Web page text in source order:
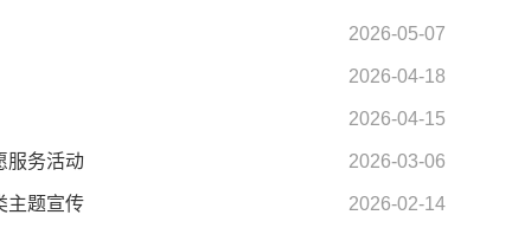
2026-05-15
2026-05-07
2026-04-18
2026-04-15
服务活动 2026-03-06
主题宣传 2026-02-14